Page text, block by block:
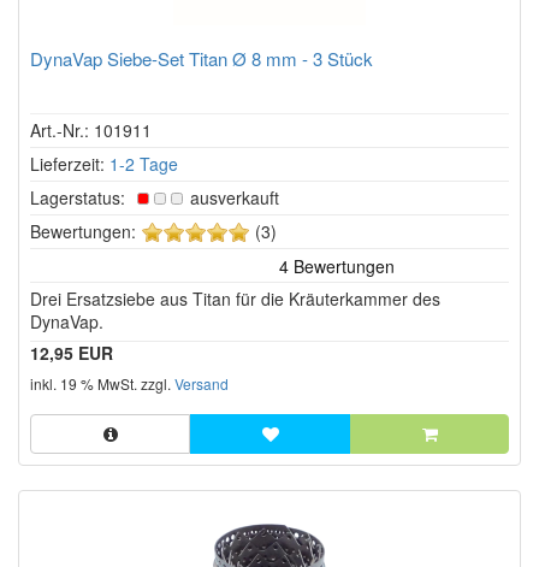
DynaVap Siebe-Set Titan Ø 8 mm - 3 Stück
Art.-Nr.: 101911
Lieferzeit: 1-2 Tage
Lagerstatus:
ausverkauft
Bewertungen:
5
Sternen!
(3)
Drei Ersatzsiebe aus Titan für die Kräuterkammer des
DynaVap.
12,95 EUR
inkl. 19 % MwSt. zzgl. Versand